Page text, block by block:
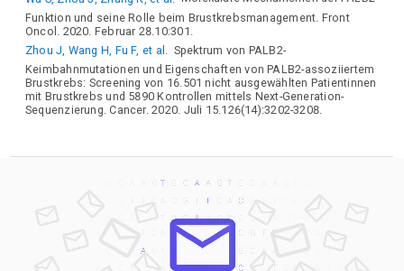
Funktion und seine Rolle beim Brustkrebsmanagement. Front
Oncol. 2020. Februar 28.10:301.
Zhou J, Wang H, Fu F, et al. Spektrum von PALB2-
Keimbahnmutationen und Eigenschaften von PALB2-assoziiertem
Brustkrebs: Screening von 16.501 nicht ausgewählten Patientinnen
mit Brustkrebs und 5890 Kontrollen mittels Next-Generation-
Sequenzierung. Cancer. 2020. Juli 15.126(14):3202-3208.